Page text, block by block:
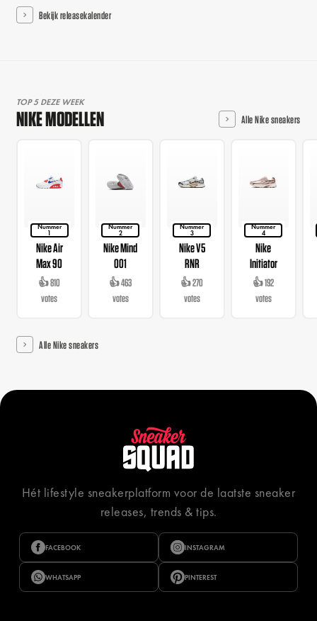
Bekijk releasekalender
TOP 5 DEZE WEEK
NIKE MODELLEN Alle Nike sneakers
Nummer
1
Nike Air
Max 90
👍 810
votes
Nummer
2
Nike Mind
001
👍 463
votes
Nummer
3
Nike V5
RNR
👍 270
votes
Nummer
4
Nike
Initiator
👍 192
votes
Alle Nike sneakers
Hét lifestyle sneakerplatform voor de laatste sneaker
releases, trends & tips.
FACEBOOK INSTAGRAM
WHATSAPP PINTEREST